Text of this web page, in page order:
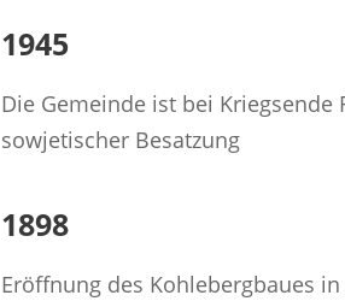
1945
Die Gemeinde ist bei
sowjetischer Besatzung
1898
Eröffnung des Kohlebergbaues